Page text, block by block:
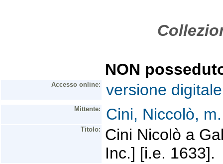
NON
Accesso online: versione digitale
Mittente: Cini, Niccolò,
Titolo:
Cini Nicolò a
Inc.] [i.e. 1633].